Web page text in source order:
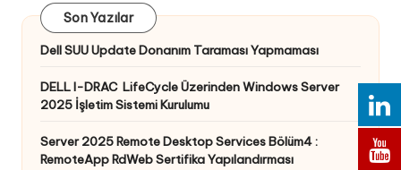
Son Yazılar
Dell SUU Update Donanım Taraması Yapmaması
DELL I-DRAC LifeCycle Üzerinden Windows Server
2025 İşletim Sistemi Kurulumu
Server 2025 Remote Desktop Services Bölüm4 :
RemoteApp RdWeb Sertifika Yapılandırması